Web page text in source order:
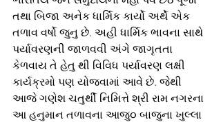
તથા બિજા અનેક ધાર્મિક કાર્યો અર્થે એક
તળાવ વર્ષો જુનુ છે. અહી ધાર્મિક ભાવના સાથે
પર્યાવરણની જાળવવી અંગે જાગૃતતા
કેળવાય તે હેતુ થી વિવિધ પર્યાવરણ લક્ષી
કાર્યક્રમો પણ યોજવામાં આવે છે. જેથી
આજે ગણેશ ચતુર્થી નિમિત્તે શ્રી રામ નગરના
આ હનુમાન તળાવના આજુ૦ બાજુના ખુલ્લા